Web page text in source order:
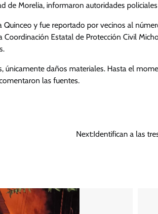
de Morelia, informaron autoridades
y fue reportado por vecinos al
Estatal de Protección Civil
únicamente daños materiales. Hasta el
las fuentes.
Next:Identifican a las